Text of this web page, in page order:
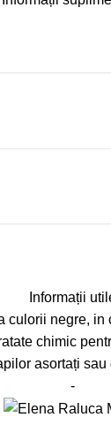
Informații
culorii negre,
chimic
asortați
-